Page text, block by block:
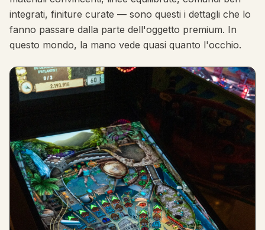
integrati, finiture curate — sono questi i dettagli che lo
fanno passare dalla parte dell'oggetto premium. In
questo mondo, la mano vede quasi quanto l'occhio.